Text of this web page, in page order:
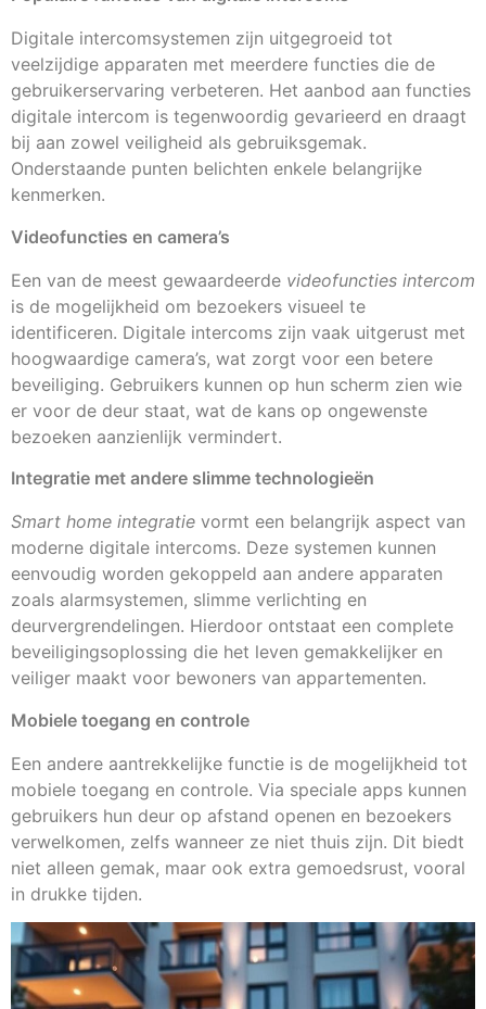
Digitale intercomsystemen zijn uitgegroeid tot
veelzijdige apparaten met meerdere functies die de
gebruikerservaring verbeteren. Het aanbod aan functies
digitale intercom is tegenwoordig gevarieerd en draagt
bij aan zowel veiligheid als gebruiksgemak.
Onderstaande punten belichten enkele belangrijke
kenmerken.
Videofuncties en camera’s
Een van de meest gewaardeerde videofuncties intercom
is de mogelijkheid om bezoekers visueel te
identificeren. Digitale intercoms zijn vaak uitgerust met
hoogwaardige camera’s, wat zorgt voor een betere
beveiliging. Gebruikers kunnen op hun scherm zien wie
er voor de deur staat, wat de kans op ongewenste
bezoeken aanzienlijk vermindert.
Integratie met andere slimme technologieën
Smart home integratie vormt een belangrijk aspect van
moderne digitale intercoms. Deze systemen kunnen
eenvoudig worden gekoppeld aan andere apparaten
zoals alarmsystemen, slimme verlichting en
deurvergrendelingen. Hierdoor ontstaat een complete
beveiligingsoplossing die het leven gemakkelijker en
veiliger maakt voor bewoners van appartementen.
Mobiele toegang en controle
Een andere aantrekkelijke functie is de mogelijkheid tot
mobiele toegang en controle. Via speciale apps kunnen
gebruikers hun deur op afstand openen en bezoekers
verwelkomen, zelfs wanneer ze niet thuis zijn. Dit biedt
niet alleen gemak, maar ook extra gemoedsrust, vooral
in drukke tijden.